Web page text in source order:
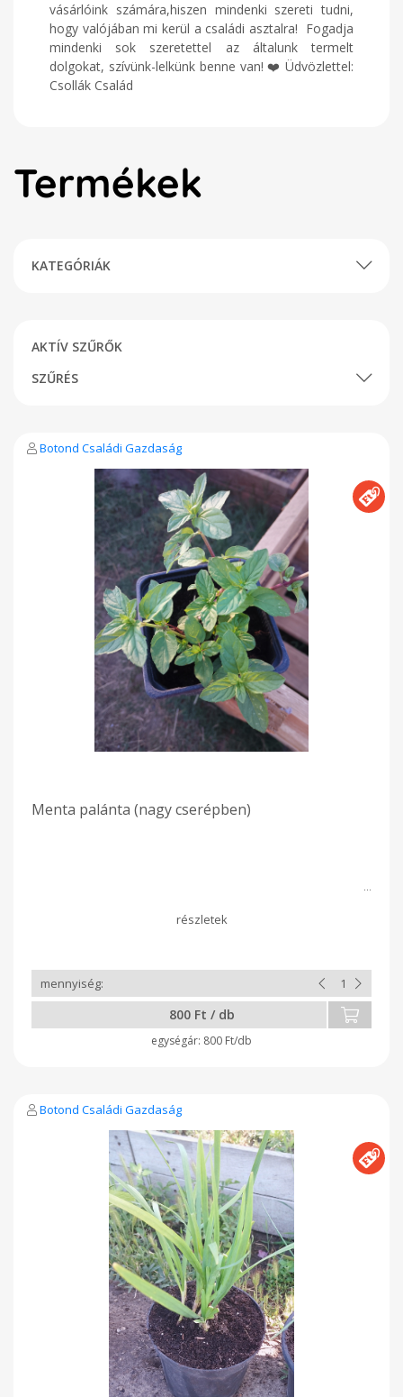
vásárlóink számára,hiszen mindenki szereti tudni,
hogy valójában mi kerül a családi asztalra! Fogadja
mindenki sok szeretettel az általunk termelt
dolgokat, szívünk-lelkünk benne van! ❤️ Üdvözlettel:
Csollák Család
Termékek
KATEGÓRIÁK
AKTÍV SZŰRŐK
SZŰRÉS
Botond Családi Gazdaság
Menta palánta (nagy cserépben)
800 Ft / db
800 Ft/db
Botond Családi Gazdaság